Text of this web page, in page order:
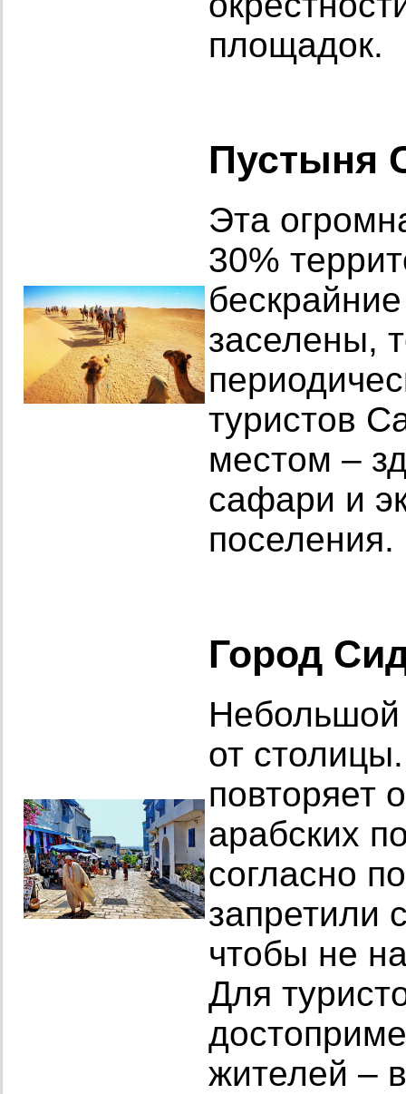
площадок.
Пустыня
Эта
30%
заселены,
туристов
местом –
сафари и
поселения.
Город
Небольшой
от
повторяет
арабских
согласно
запретили
чтобы не
Для
жителей –